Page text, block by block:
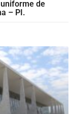
de
– PI.